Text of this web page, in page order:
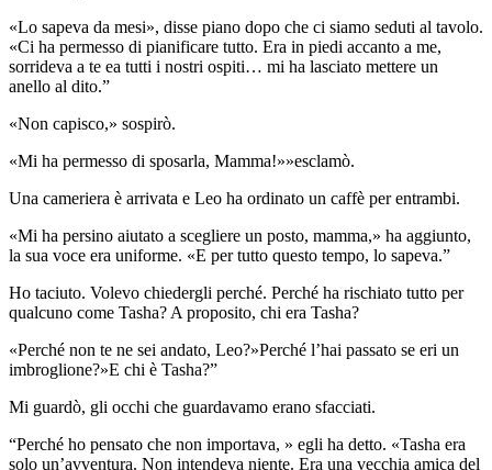
«Lo sapeva da mesi», disse piano dopo che ci siamo seduti al tavolo.
«Ci ha permesso di pianificare tutto. Era in piedi accanto a me,
sorrideva a te ea tutti i nostri ospiti… mi ha lasciato mettere un
anello al dito.”
«Non capisco,» sospirò.
«Mi ha permesso di sposarla, Mamma!»»esclamò.
Una cameriera è arrivata e Leo ha ordinato un caffè per entrambi.
«Mi ha persino aiutato a scegliere un posto, mamma,» ha aggiunto,
la sua voce era uniforme. «E per tutto questo tempo, lo sapeva.”
Ho taciuto. Volevo chiedergli perché. Perché ha rischiato tutto per
qualcuno come Tasha? A proposito, chi era Tasha?
«Perché non te ne sei andato, Leo?»Perché l’hai passato se eri un
imbroglione?»E chi è Tasha?”
Mi guardò, gli occhi che guardavamo erano sfacciati.
“Perché ho pensato che non importava, » egli ha detto. «Tasha era
solo un’avventura. Non intendeva niente. Era una vecchia amica del